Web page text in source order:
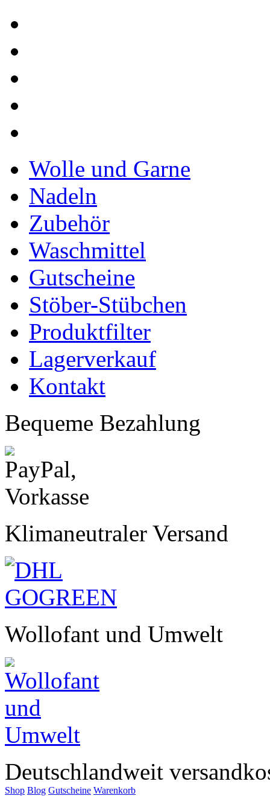
Wolle und Garne
Nadeln
Zubehör
Waschmittel
Gutscheine
Stöber-Stübchen
Produktfilter
Lagerverkauf
Kontakt
Bequeme Bezahlung
Klimaneutraler Versand
Wollofant und Umwelt
Deutschlandweit
Shop Blog Gutscheine Warenkorb